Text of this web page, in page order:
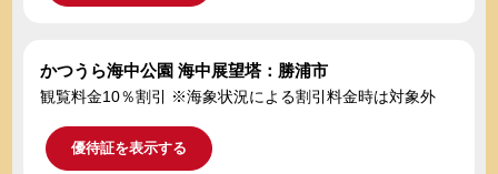
かつうら海中公園 海中展望塔：勝浦市
観覧料金10％割引 ※海象状況による割引料金時は対象外
優待証を表示する